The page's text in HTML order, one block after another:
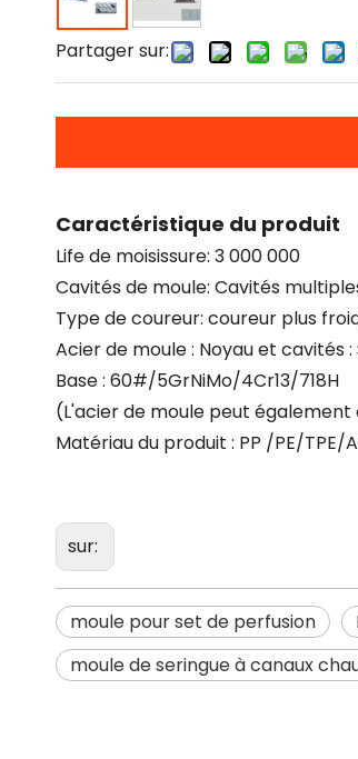
Partager sur:
Caractéristique du produit
Life de moisissure: 3 000 000
Cavités de moule: Cavités
Type de coureur: coureur plus
Acier de moule : Noyau et cavités :
Base : 60#/5GrNiMo/4Cr13/718H
(L'acier de moule peut
Matériau du produit : PP /PE/TPE/
sur:
moule pour set de perfusion
moule de seringue à canaux